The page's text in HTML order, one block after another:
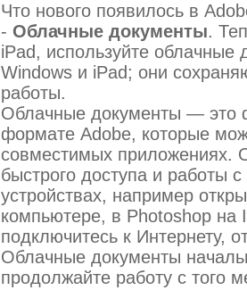
Что нового появилось в
- Облачные документы.
iPad, используйте
Windows и iPad; они
работы.
Облачные документы — это
формате Adobe, которые
совместимых приложениях.
быстрого доступа и работы
устройствах, например
компьютере, в Photoshop на
подключитесь к Интернету,
Облачные документы
продолжайте работу с того